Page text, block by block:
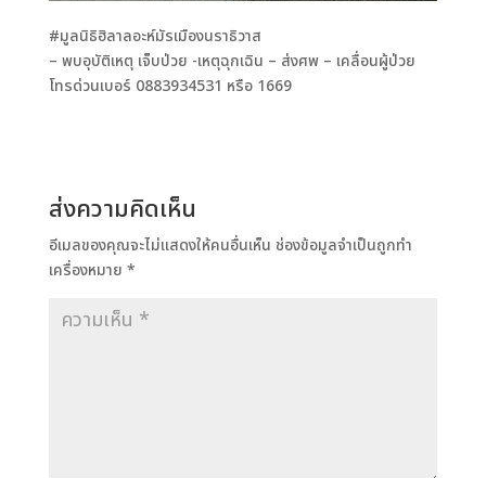
#มูลนิธิฮิลาลอะห์มัรเมืองนราธิวาส
– พบอุบัติเหตุ เจ็บป่วย -เหตุฉุกเฉิน – ส่งศพ – เคลื่อนผู้ป่วย
โทรด่วนเบอร์ 0883934531 หรือ 1669
ส่งความคิดเห็น
อีเมลของคุณจะไม่แสดงให้คนอื่นเห็น ช่องข้อมูลจำเป็นถูกทำ
เครื่องหมาย *